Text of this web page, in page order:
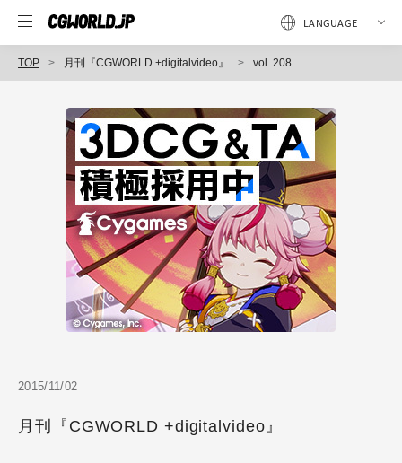
TOP 月刊『CGWORLD +digitalvideo』 vol. 208
2015/11/02
月刊『CGWORLD +digitalvideo』